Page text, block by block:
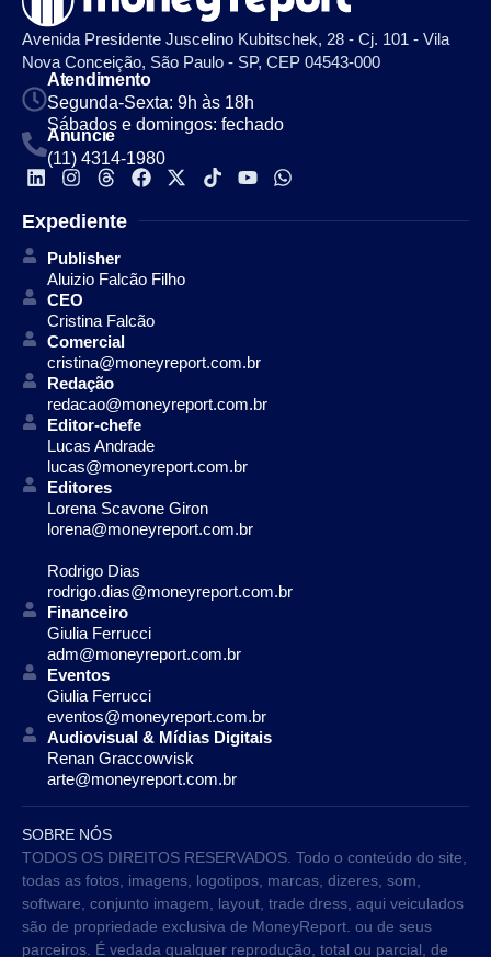
Avenida Presidente Juscelino Kubitschek, 28 - Cj. 101 - Vila
Nova Conceição, São Paulo - SP, CEP 04543-000
Atendimento
Segunda-Sexta: 9h às 18h
Sábados e domingos: fechado
Anuncie
(11) 4314-1980
Expediente
Publisher
Aluizio Falcão Filho
CEO
Cristina Falcão
Comercial
cristina@moneyreport.com.br
Redação
redacao@moneyreport.com.br
Editor-chefe
Lucas Andrade
lucas@moneyreport.com.br
Editores
Lorena Scavone Giron
lorena@moneyreport.com.br
Rodrigo Dias
rodrigo.dias@moneyreport.com.br
Financeiro
Giulia Ferrucci
adm@moneyreport.com.br
Eventos
Giulia Ferrucci
eventos@moneyreport.com.br
Audiovisual & Mídias Digitais
Renan Graccowvisk
arte@moneyreport.com.br
SOBRE NÓS
TODOS OS DIREITOS RESERVADOS. Todo o conteúdo do site,
todas as fotos, imagens, logotipos, marcas, dizeres, som,
software, conjunto imagem, layout, trade dress, aqui veiculados
são de propriedade exclusiva de MoneyReport. ou de seus
parceiros. É vedada qualquer reprodução, total ou parcial, de